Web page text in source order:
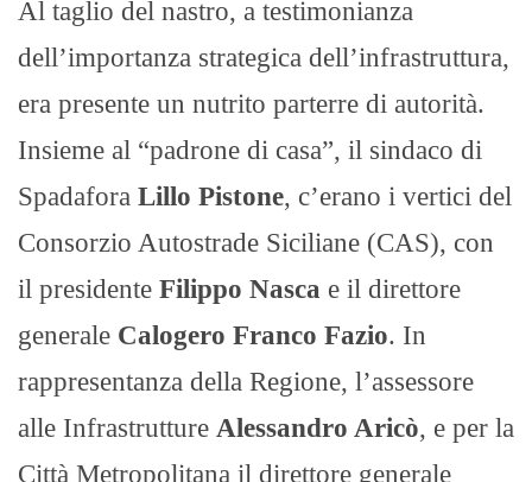
Al taglio del nastro, a testimonianza
dell’importanza strategica dell’infrastruttura,
era presente un nutrito parterre di autorità.
Insieme al “padrone di casa”, il sindaco di
Spadafora Lillo Pistone, c’erano i vertici del
Consorzio Autostrade Siciliane (CAS), con
il presidente Filippo Nasca e il direttore
generale Calogero Franco Fazio. In
rappresentanza della Regione, l’assessore
alle Infrastrutture Alessandro Aricò, e per la
Città Metropolitana il direttore generale